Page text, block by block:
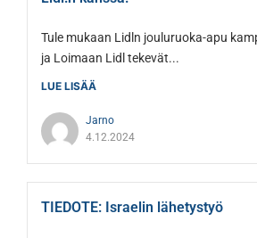
Tule mukaan Lidln jouluruoka-apu
ja Loimaan Lidl tekevät...
LUE LISÄÄ
Jarno
4.12.2024
TIEDOTE: Israelin lähetystyö